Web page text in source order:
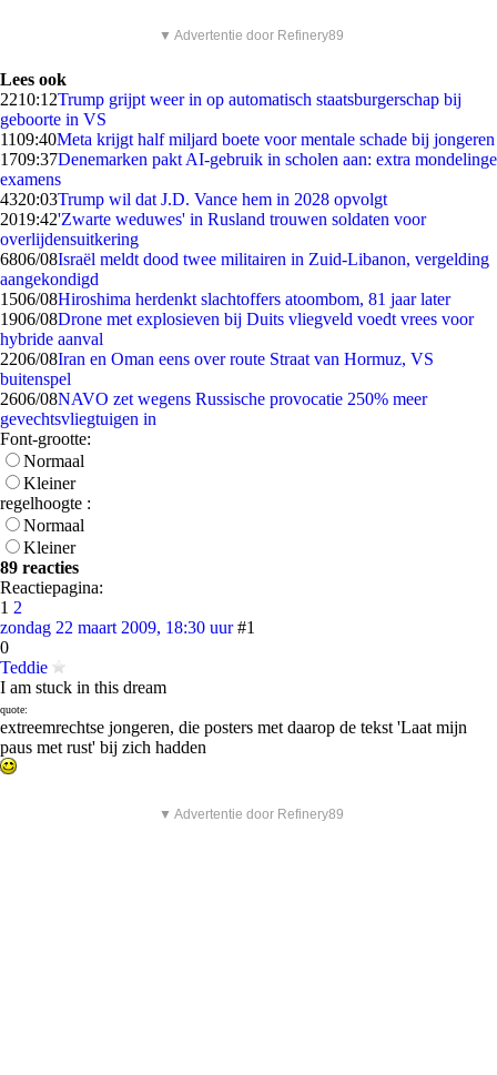
▼ Advertentie door Refinery89
Lees ook
2210:12Trump grijpt weer in op automatisch staatsburgerschap bij
geboorte in VS
1109:40Meta krijgt half miljard boete voor mentale schade bij jongeren
1709:37Denemarken pakt AI-gebruik in scholen aan: extra mondelinge
examens
4320:03Trump wil dat J.D. Vance hem in 2028 opvolgt
2019:42'Zwarte weduwes' in Rusland trouwen soldaten voor
overlijdensuitkering
6806/08Israël meldt dood twee militairen in Zuid-Libanon, vergelding
aangekondigd
1506/08Hiroshima herdenkt slachtoffers atoombom, 81 jaar later
1906/08Drone met explosieven bij Duits vliegveld voedt vrees voor
hybride aanval
2206/08Iran en Oman eens over route Straat van Hormuz, VS
buitenspel
2606/08NAVO zet wegens Russische provocatie 250% meer
gevechtsvliegtuigen in
Font-grootte:
Normaal
Kleiner
regelhoogte :
Normaal
Kleiner
89 reacties
Reactiepagina:
1 2
zondag 22 maart 2009, 18:30 uur #1
0
Teddie
I am stuck in this dream
quote:
extreemrechtse jongeren, die posters met daarop de tekst 'Laat mijn
paus met rust' bij zich hadden
▼ Advertentie door Refinery89